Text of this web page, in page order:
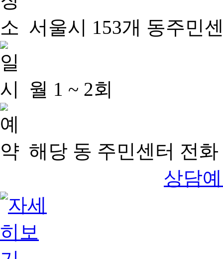
서울시 153개 동주민
월 1 ~ 2회
해당 동 주민센터 전
상담